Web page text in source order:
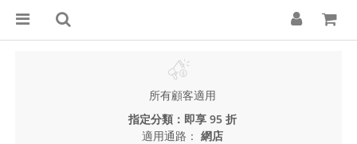
所有顧客適用
指定分類：即享 95 折
適用通路： 網店